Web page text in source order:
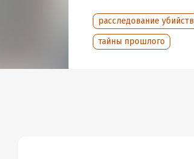
Год издания:2022
Дата поступления:
расследование убийств
тайны прошлого